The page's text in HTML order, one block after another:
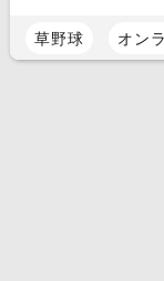
草野球 オン